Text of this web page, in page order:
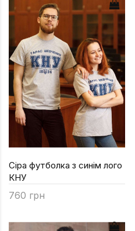
Сіра футболка з синім лого
КНУ
760 грн